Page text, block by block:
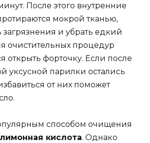
После этого внутренние
мокрой тканью,
загрязнения и убрать едкий
очистительных процедур
открыть форточку. Если после
уксусной парилки остались
от них поможет
способом очищения
лимонная кислота. Однако